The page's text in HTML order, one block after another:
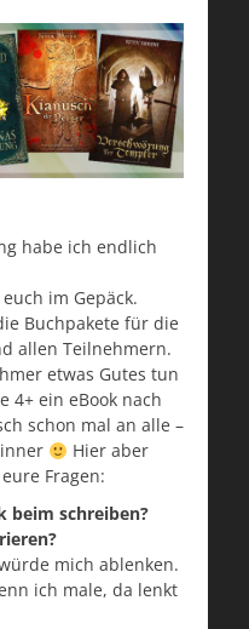
habe ich endlich
im Gepäck.
Buchpakete für die
allen Teilnehmern.
etwas Gutes tun
4+ ein eBook nach
schon mal an alle –
Hier aber
Fragen:
beim schreiben?
mich ablenken.
ich male, da lenkt